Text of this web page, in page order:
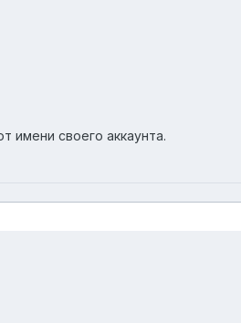
имени своего аккаунта.